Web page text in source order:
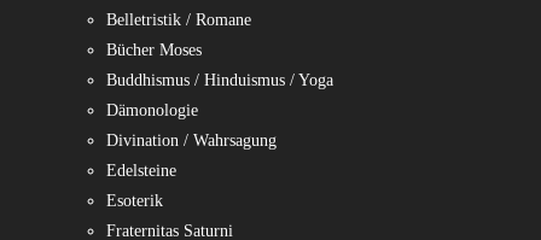
Belletristik / Romane
Bücher Moses
Buddhismus / Hinduismus / Yoga
Dämonologie
Divination / Wahrsagung
Edelsteine
Esoterik
Fraternitas Saturni